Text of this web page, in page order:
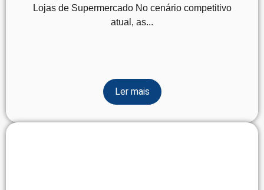
Lojas de Supermercado No cenário competitivo
atual, as...
Ler mais